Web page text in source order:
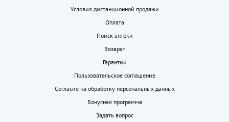
Условия дистанционной продажи
Оплата
Поиск аптеки
Возврат
Гарантии
Пользовательское соглашение
Согласие на обработку персональных данных
Бонусная программа
Задать вопрос